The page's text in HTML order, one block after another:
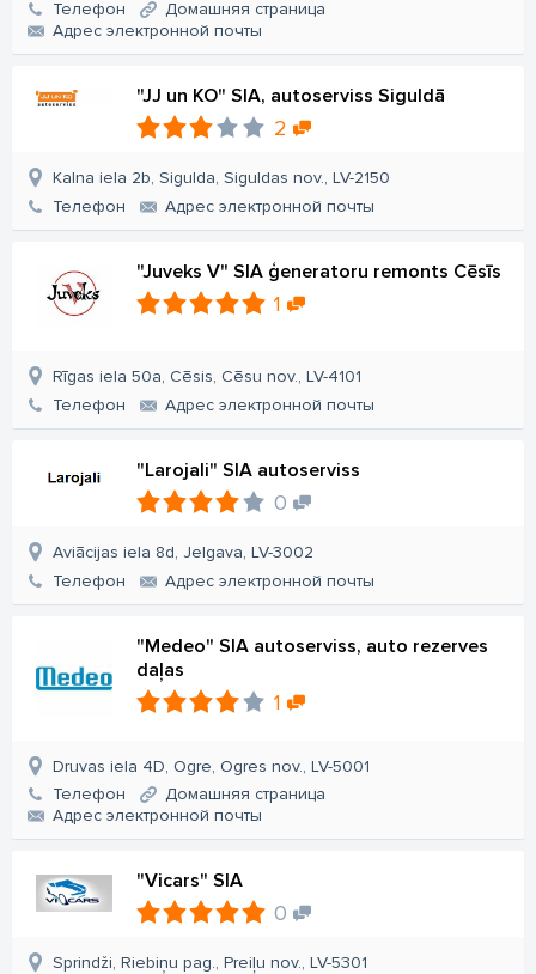
Телефон
Домашняя страница
Aдрес электронной почты
"JJ un KO" SIA, autoserviss Siguldā
2
Kalna iela 2b, Sigulda, Siguldas nov., LV-2150
Телефон
Aдрес электронной почты
"Juveks V" SIA ģeneratoru remonts Cēsīs
1
Rīgas iela 50a, Cēsis, Cēsu nov., LV-4101
Телефон
Aдрес электронной почты
"Larojali" SIA autoserviss
0
Aviācijas iela 8d, Jelgava, LV-3002
Телефон
Aдрес электронной почты
"Medeo" SIA autoserviss, auto rezerves
daļas
1
Druvas iela 4D, Ogre, Ogres nov., LV-5001
Телефон
Домашняя страница
Aдрес электронной почты
"Vicars" SIA
0
Sprindži, Riebiņu pag., Preiļu nov., LV-5301